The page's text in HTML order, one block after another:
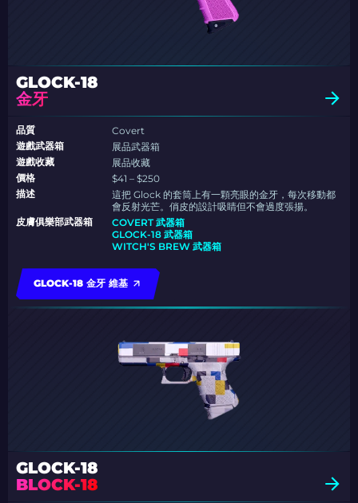
GLOCK-18
金牙
品質
Covert
遊戲武器箱
展品武器箱
遊戲收藏
展品收藏
價格
$41 – $250
描述
這把 Glock 的套筒上有一顆亮眼的金牙，每次移動都
會反射光芒。俏皮的設計吸睛但不會過度張揚。
皮膚俱樂部武器箱
COVERT 武器箱
GLOCK-18 武器箱
WITCH'S BREW 武器箱
GLOCK-18 金牙 維基
GLOCK-18
BLOCK-18